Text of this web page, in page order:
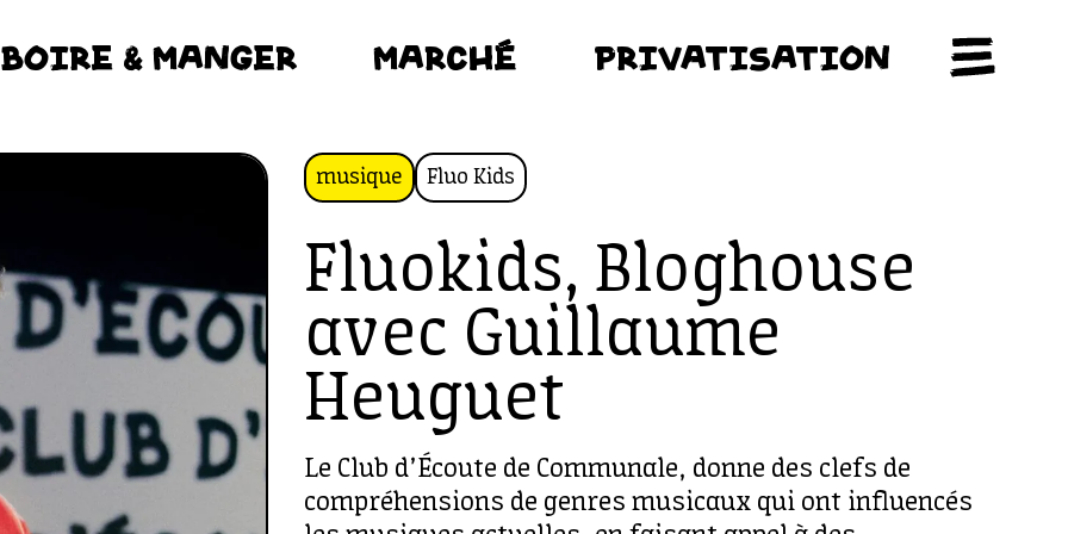
BOIRE & MANGER MARCHÉ PRIVATISATION
musique Fluo Kids
Fluokids, Bloghouse
avec Guillaume
Heuguet
Le Club d’Écoute de Communale, donne des clefs de
compréhensions de genres musicaux qui ont influencés